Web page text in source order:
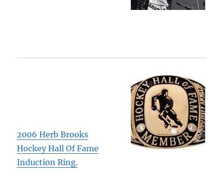
2006 Herb Brooks
Hockey Hall Of Fame
Induction Ring.